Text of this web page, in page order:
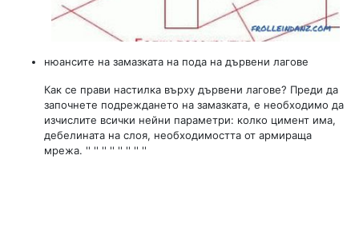
нюансите на замазката на пода на дървени лагове
Как се прави настилка върху дървени лагове? Преди да
започнете подреждането на замазката, е необходимо да
изчислите всички нейни параметри: колко цимент има,
дебелината на слоя, необходимостта от армираща
мрежа. '' '' '' '' '' '' '' ''